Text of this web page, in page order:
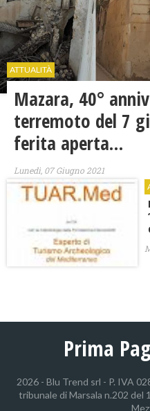
ATTUALITÀ
Mazara, 40°
terremoto del 7
ferita aperta…
Lunedì, 07 Giugno 2021
Prima
2026 - Blu Trend srl - P. IVA
tribunale di Marsala n.202